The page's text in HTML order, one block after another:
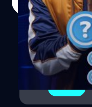
1
2